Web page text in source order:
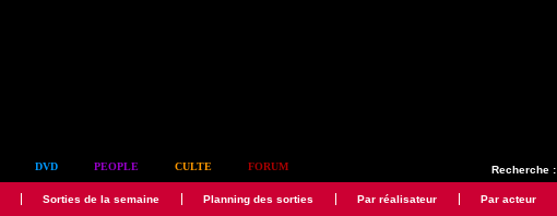
Recherche :
DVD PEOPLE CULTE FORUM
Sorties de la semaine Planning des sorties Par réalisateur Par acteur